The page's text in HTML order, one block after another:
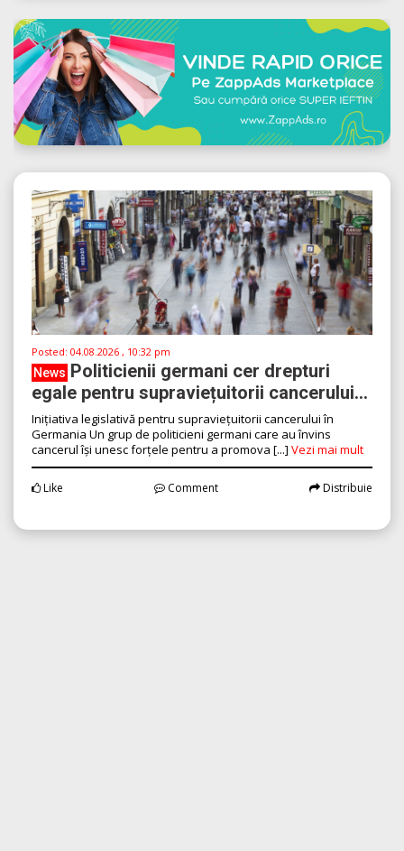
Posted: 04.08.2026 , 10:32 pm
News Politicienii germani cer drepturi
egale pentru supraviețuitorii cancerului...
Inițiativa legislativă pentru supraviețuitorii cancerului în
Germania Un grup de politicieni germani care au învins
cancerul își unesc forțele pentru a promova [...] Vezi mai mult
Like Comment Distribuie